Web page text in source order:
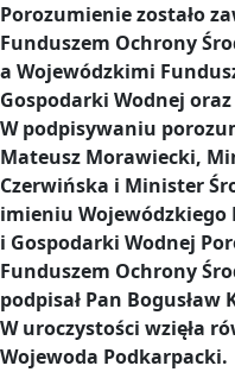
Porozumienie zostało
Funduszem Ochrony
a Wojewódzkimi
Gospodarki Wodnej
W podpisywaniu
Mateusz Morawiecki,
Czerwińska i Minister
imieniu Wojewódzkiego
i Gospodarki Wodnej
Funduszem Ochrony
podpisał Pan Bogusław
W uroczystości wzięła
Wojewoda Podkarpacki.